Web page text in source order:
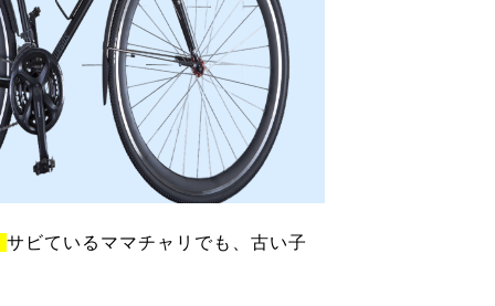
サビているママチャリでも、古い子